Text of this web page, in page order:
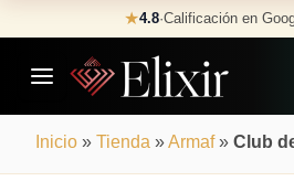
to
content
★4.8·Calificación en
Inicio » Tienda »Armaf» Club